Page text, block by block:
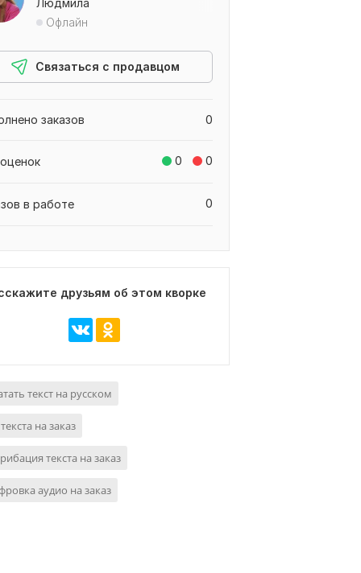
Людмила
Офлайн
Связаться с продавцом
0
заказов
0 0
0
в работе
друзьям об этом кворке
текст на русском
на заказ
текста на заказ
аудио на заказ